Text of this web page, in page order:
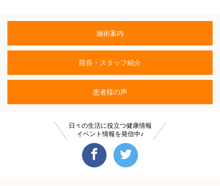
施術案内
院長・スタッフ紹介
患者様の声
日々の生活に役立つ健康情報
イベント情報を発信中♪